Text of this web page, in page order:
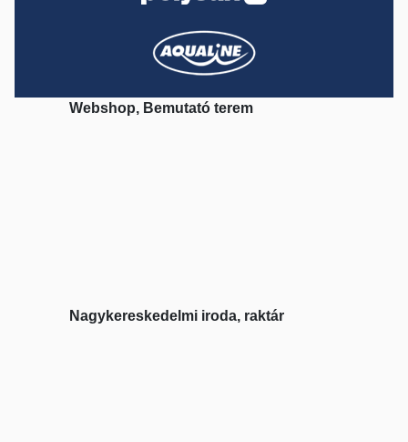
Webshop, Bemutató terem
Nagykereskedelmi iroda, raktár